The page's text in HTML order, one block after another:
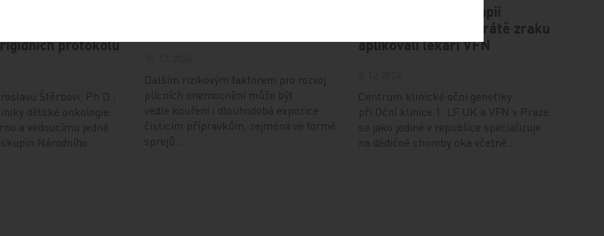
protokolů
Štěrbovi, Ph.D.,
dětské onkologie
a vedoucímu jedné
Národního
Dalším rizikovým faktorem pro rozvoj
plicních onemocnění může být
vedle kouření i dlouhodobá expozice
čisticím přípravkům, zejména ve formě
sprejů.…
Novou genovou terapii
zabraňující úplné ztrátě zraku
aplikovali lékaři VFN
Centrum klinické oční genetiky
při Oční klinice 1. LF UK a VFN v Praze
se jako jediné v republice specializuje
na dědičné choroby oka včetně…